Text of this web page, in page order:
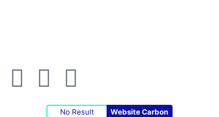
No Result Website Carbon